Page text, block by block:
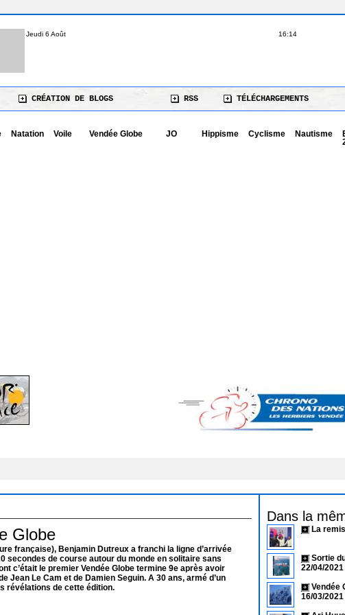
Jeudi 6 Août 16:14
CRÉATION DE BLOGS RSS TÉLÉCHARGEMENTS
Natation Voile Vendée Globe JO Hippisme Cyclisme Nautisme
Globe
française), Benjamin Dutreux a franchi la ligne d’arrivée
secondes de course autour du monde en solitaire sans
c’était le premier Vendée Globe termine 9e après avoir
Le Cam et de Damien Seguin. A 30 ans, armé d’un
révélations de cette édition.
Dans la
La
Sortie
22/04/2021
Vendée
16/03/2021